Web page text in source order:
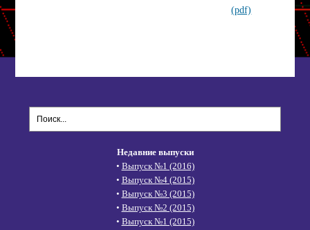
(pdf)
Недавние выпуски
• Выпуск №1 (2016)
• Выпуск №4 (2015)
• Выпуск №3 (2015)
• Выпуск №2 (2015)
• Выпуск №1 (2015)